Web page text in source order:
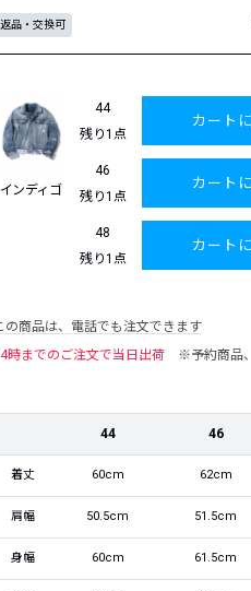
返品・交換可
インディゴ
44
残り1点
カート
46
残り1点
カート
48
残り1点
カート
の商品は、電話でも注文できます
時までのご注文で当日出荷
※予約商品
44 46
着丈 60cm 62cm
肩幅 50.5cm 51.5cm
身幅 60cm 61.5cm